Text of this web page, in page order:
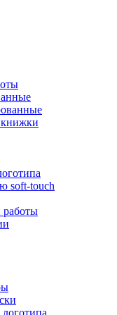
soft-touch
работы